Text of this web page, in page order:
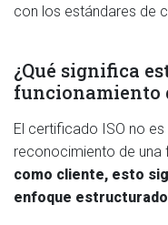
con los estándares de
¿Qué significa
funcionamiento
El certificado ISO no
reconocimiento de una
como cliente, esto
enfoque